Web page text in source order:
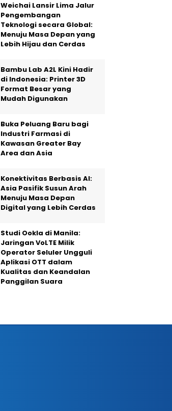
Weichai Lansir Lima Jalur
Pengembangan
Teknologi secara Global:
Menuju Masa Depan yang
Lebih Hijau dan Cerdas
Bambu Lab A2L Kini Hadir
di Indonesia: Printer 3D
Format Besar yang
Mudah Digunakan
Buka Peluang Baru bagi
Industri Farmasi di
Kawasan Greater Bay
Area dan Asia
Konektivitas Berbasis AI:
Asia Pasifik Susun Arah
Menuju Masa Depan
Digital yang Lebih Cerdas
Studi Ookla di Manila:
Jaringan VoLTE Milik
Operator Seluler Ungguli
Aplikasi OTT dalam
Kualitas dan Keandalan
Panggilan Suara